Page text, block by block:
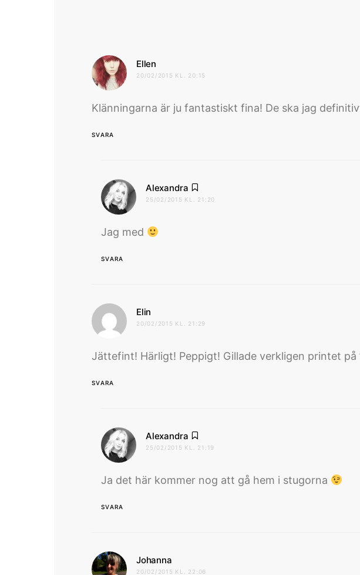
Ellen
20/02/2015 KL. 20:15
Klänningarna är ju fantastiskt fina! De ska jag
SVARA
Alexandra
25/02/2015 KL. 21:20
Jag med
SVARA
Elin
20/02/2015 KL. 21:29
Jättefint! Härligt! Peppigt! Gillade verkligen printet på
SVARA
Alexandra
25/02/2015 KL. 21:19
Ja det här kommer nog att gå hem i stugorna
SVARA
Johanna
20/02/2015 KL. 22:06